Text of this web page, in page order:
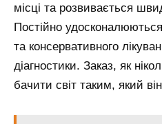
місці та розвивається
Постійно удосконалюються
та консервативного
діагностики. Заказ, як
бачити світ таким, який